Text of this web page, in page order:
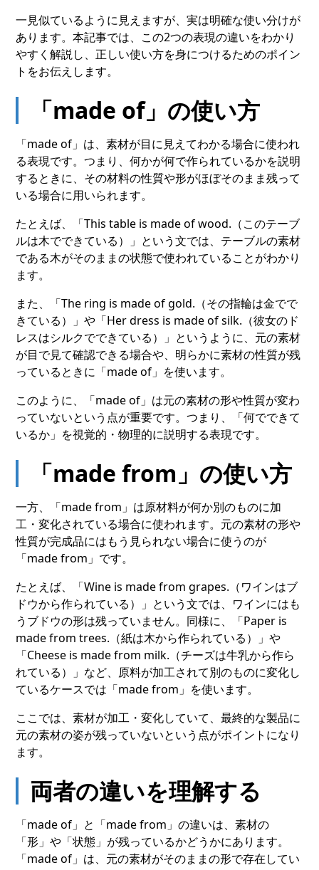
一見似ているように見えますが、実は明確な使い分けが
あります。本記事では、この2つの表現の違いをわかり
やすく解説し、正しい使い方を身につけるためのポイン
トをお伝えします。
「made of」の使い方
「made of」は、素材が目に見えてわかる場合に使われ
る表現です。つまり、何かが何で作られているかを説明
するときに、その材料の性質や形がほぼそのまま残って
いる場合に用いられます。
たとえば、「This table is made of wood.（このテーブ
ルは木でできている）」という文では、テーブルの素材
である木がそのままの状態で使われていることがわかり
ます。
また、「The ring is made of gold.（その指輪は金でで
きている）」や「Her dress is made of silk.（彼女のド
レスはシルクでできている）」というように、元の素材
が目で見て確認できる場合や、明らかに素材の性質が残
っているときに「made of」を使います。
このように、「made of」は元の素材の形や性質が変わ
っていないという点が重要です。つまり、「何でできて
いるか」を視覚的・物理的に説明する表現です。
「made from」の使い方
一方、「made from」は原材料が何か別のものに加
工・変化されている場合に使われます。元の素材の形や
性質が完成品にはもう見られない場合に使うのが
「made from」です。
たとえば、「Wine is made from grapes.（ワインはブ
ドウから作られている）」という文では、ワインにはも
うブドウの形は残っていません。同様に、「Paper is
made from trees.（紙は木から作られている）」や
「Cheese is made from milk.（チーズは牛乳から作ら
れている）」など、原料が加工されて別のものに変化し
ているケースでは「made from」を使います。
ここでは、素材が加工・変化していて、最終的な製品に
元の素材の姿が残っていないという点がポイントになり
ます。
両者の違いを理解する
「made of」と「made from」の違いは、素材の
「形」や「状態」が残っているかどうかにあります。
「made of」は、元の素材がそのままの形で存在してい